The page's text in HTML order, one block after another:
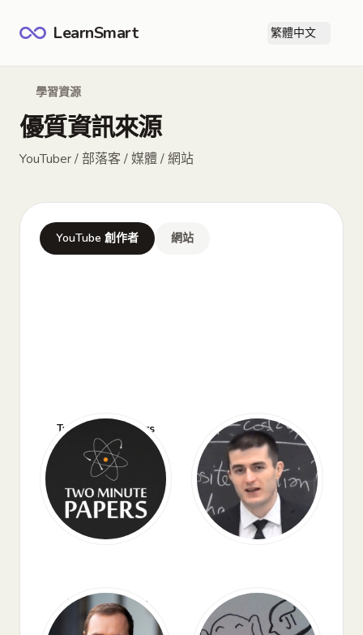
LearnSmart 繁體中文
學習資源
優質資訊來源
YouTuber / 部落客 / 媒體 / 網站
YouTube 創作者 網站
Two Minute Papers Lex Fridman
Andrej Karpathy Yannic Kilcher